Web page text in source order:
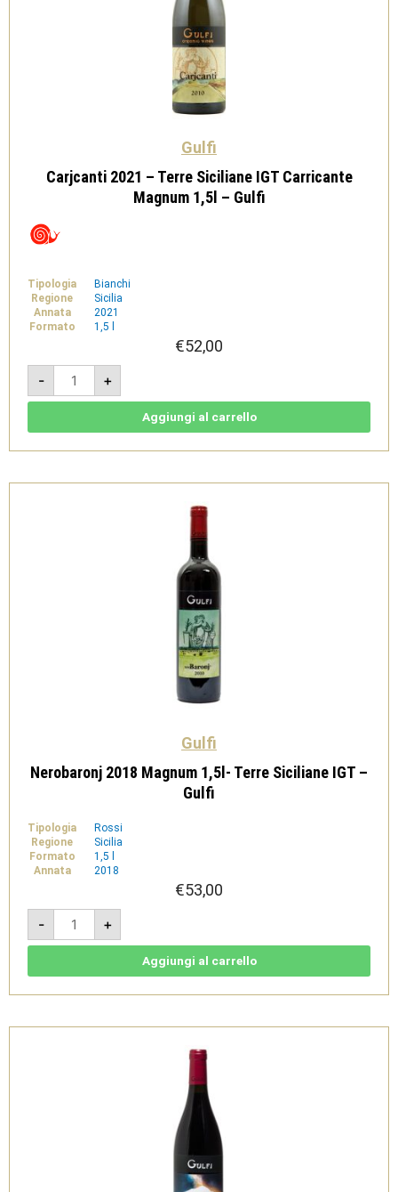
Gulfi
Carjcanti 2021 – Terre Siciliane IGT Carricante
Magnum 1,5l – Gulfi
Tipologia
Bianchi
Regione
Sicilia
Annata
2021
Formato
1,5 l
€52,00
-
Carjcanti
2021
-
Terre
Magnum
Gulfi
+
Aggiungi al carrello
Gulfi
Nerobaronj 2018 Magnum 1,5l- Terre Siciliane IGT –
Gulfi
Tipologia
Rossi
Regione
Sicilia
Formato
1,5 l
Annata
2018
€53,00
-
Nerobaronj
2018
Magnum
1,5l-
-
+
Aggiungi al carrello